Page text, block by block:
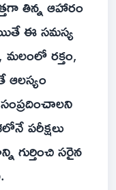
తిన్న ఆహారం
ఈ సమస్య
రక్తం,
ఆలస్యం
పరీక్షలు
గుర్తించి సరైన